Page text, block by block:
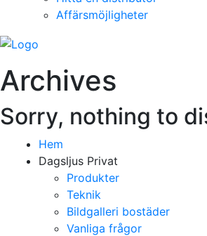
Affärsmöjligheter
Archives
Sorry, nothing to
Hem
Dagsljus Privat
Produkter
Teknik
Bildgalleri bostäder
Vanliga frågor